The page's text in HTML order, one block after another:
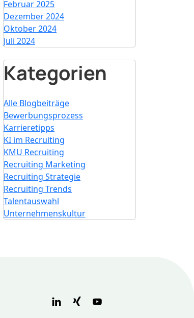
Februar 2025
Dezember 2024
Oktober 2024
Juli 2024
Kategorien
Alle Blogbeiträge
Bewerbungsprozess
Karrieretipps
KI im Recruiting
KMU Recruiting
Recruiting Marketing
Recruiting Strategie
Recruiting Trends
Talentauswahl
Unternehmenskultur